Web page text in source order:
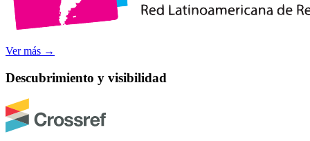
Ver más →
Descubrimiento y visibilidad